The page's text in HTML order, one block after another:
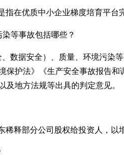
指在优质中小企业梯度培育平台
等事故包括哪些？
数据安全）、质量、环境污染
保护法》《生产安全事故报告
及地方法规等出具的判定意见。
稀释部分公司股权给投资人，